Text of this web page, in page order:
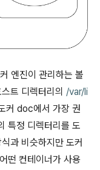
엔진이 관리하는 볼
트 디렉터리의 /var/li
커 doc에서 가장 권
특정 디렉터리를 도
과 비슷하지만 도커
떤 컨테이너가 사용